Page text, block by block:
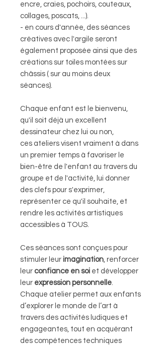
encre, craies, pochoirs, couteaux,
collages, poscats, ...).
- en cours d'année, des séances
créatives avec l'argile seront
également proposée ainsi que des
créations sur toiles montées sur
châssis ( sur au moins deux
séances).
Chaque enfant est le bienvenu,
qu'il soit déjà un excellent
dessinateur chez lui ou non,
ces ateliers visent vraiment à dans
un premier temps à favoriser le
bien-être de l'enfant au travers du
groupe et de l'activité, lui donner
des clefs pour s'exprimer,
représenter ce qu'il souhaite, et
rendre les activités artistiques
accessibles à TOUS.
Ces séances sont conçues pour
stimuler leur imagination, renforcer
leur confiance en soi et développer
leur expression personnelle.
Chaque atelier permet aux enfants
d’explorer le monde de l’art à
travers des activités ludiques et
engageantes, tout en acquérant
des compétences techniques